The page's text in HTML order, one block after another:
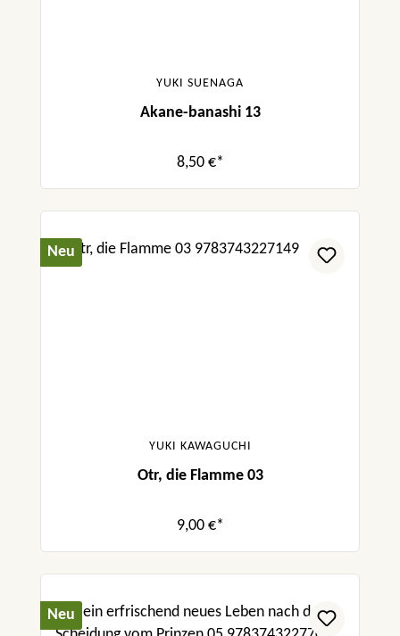
YUKI SUENAGA
Akane-banashi 13
8,50 €*
Neu
YUKI KAWAGUCHI
Otr, die Flamme 03
9,00 €*
Neu